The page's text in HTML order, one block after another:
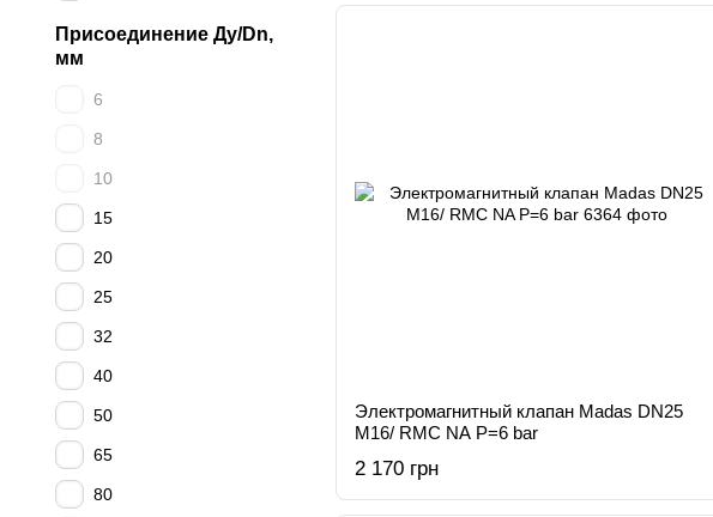
Электромагнитный клапан Madas DN25
M16/ RMC NA Р=6 bar
2 170 грн
Присоединение Ду/Dn,
мм
6
8
10
15
20
25
32
40
50
65
80